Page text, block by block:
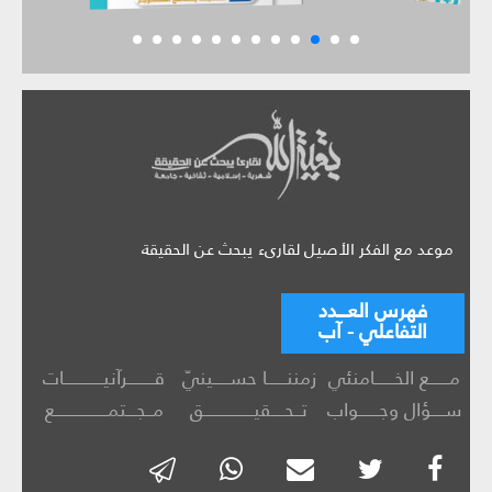
موعد مع الفكر الأصيل لقارىء يبحث عن الحقيقة
فهرس العـــدد
التفاعلي - آب
مــــــع الخــــــامنئي زمننــــــا حســـــينيّ
قــــــــرآنيــــــــــــات
ســــؤال وجــــــواب
تــحــــقيـــــــــــــــق مــجـــتمــــــــــــــــع